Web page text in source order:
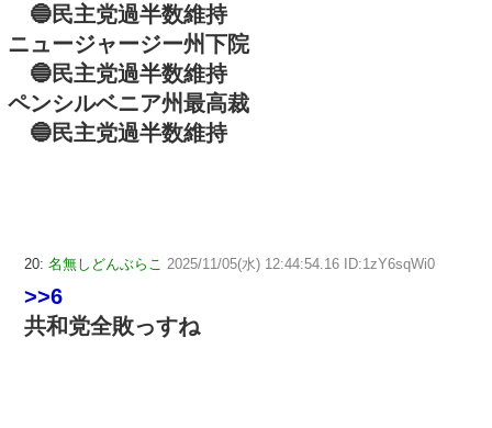
🔵民主党過半数維持
ニュージャージー州下院
🔵民主党過半数維持
ペンシルベニア州最高裁
🔵民主党過半数維持
20: 名無しどんぶらこ 2025/11/05(水) 12:44:54.16 ID:1zY6sqWi0
>>6
共和党全敗っすね